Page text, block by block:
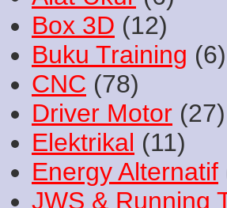
Box 3D (12)
Buku Training (6)
CNC (78)
Driver Motor (27)
Elektrikal (11)
Energy Alternatif
JWS & Running